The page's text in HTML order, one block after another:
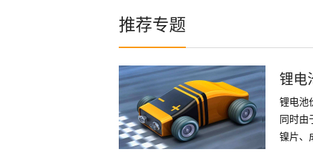
推荐专题
锂电
锂电池
同时由
镍片、